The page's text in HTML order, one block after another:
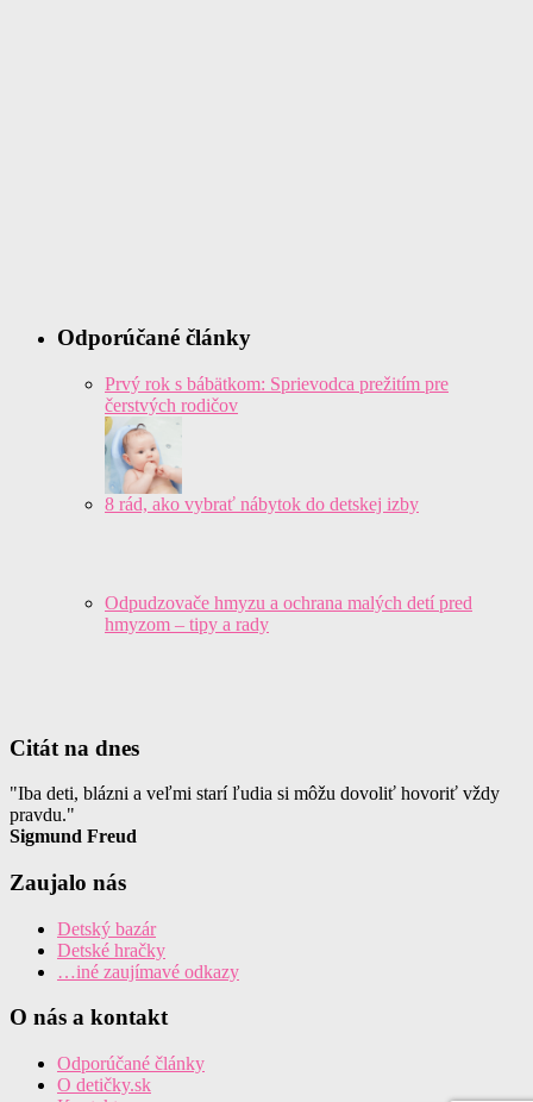
Odporúčané články
Prvý rok s bábätkom: Sprievodca prežitím pre
čerstvých rodičov
8 rád, ako vybrať nábytok do detskej izby
Odpudzovače hmyzu a ochrana malých detí pred
hmyzom – tipy a rady
Citát na dnes
"Iba deti, blázni a veľmi starí ľudia si môžu dovoliť hovoriť vždy
pravdu."
Sigmund Freud
Zaujalo nás
Detský bazár
Detské hračky
…iné zaujímavé odkazy
O nás a kontakt
Odporúčané články
O detičky.sk